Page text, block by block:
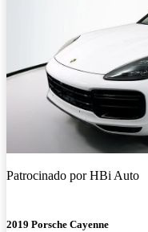
Patrocinado porHBi Auto
2019 Porsche Cayenne